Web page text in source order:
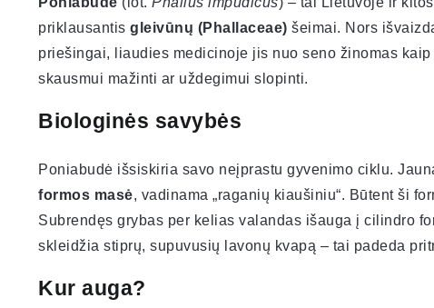
priklausantis gleivūnų (Phallaceae) šeimai. Nors
priešingai, liaudies medicinoje jis nuo seno žinomas
skausmui mažinti ar uždegimui slopinti.
Biologinės savybės
Poniabudė išsiskiria savo neįprastu gyvenimo ciklu.
formos masė, vadinama „raganių kiaušiniu“. Būtent ši
Subrendęs grybas per kelias valandas išauga į cilindro
skleidžia stiprų, supuvusių lavonų kvapą – tai padeda
Kur auga?